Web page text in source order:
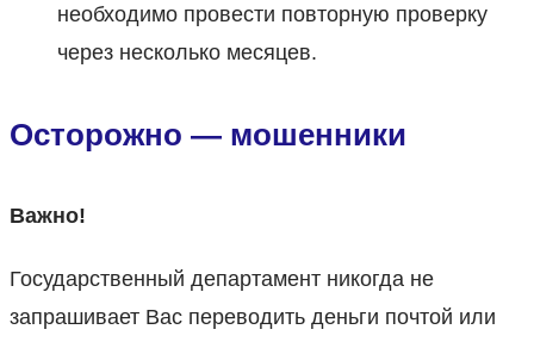
необходимо провести повторную проверку
через несколько месяцев.
Осторожно — мошенники
Важно!
Государственный департамент никогда не
запрашивает Вас переводить деньги почтой или